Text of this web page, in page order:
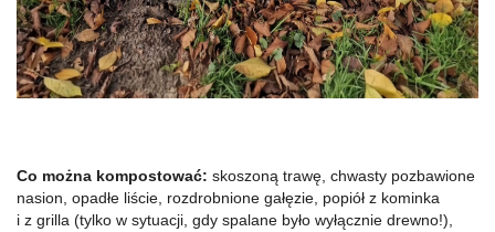
Co można kompostować: skoszoną trawę, chwasty pozbawione
nasion, opadłe liście, rozdrobnione gałęzie, popiół z kominka
i z grilla (tylko w sytuacji, gdy spalane było wyłącznie drewno!),